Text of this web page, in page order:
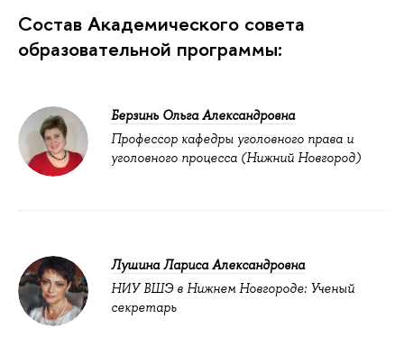
Состав Академического совета
образовательной программы:
Берзинь Ольга Александровна
Профессор кафедры уголовного права и
уголовного процесса (Нижний Новгород)
Лушина Лариса Александровна
НИУ ВШЭ в Нижнем Новгороде: Ученый
секретарь